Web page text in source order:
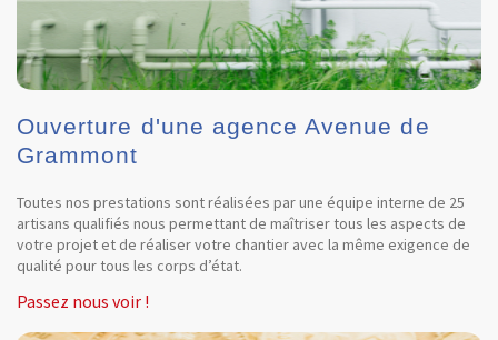
Ouverture d'une agence Avenue de
Grammont
Toutes nos prestations sont réalisées par une équipe interne de 25
artisans qualifiés nous permettant de maîtriser tous les aspects de
votre projet et de réaliser votre chantier avec la même exigence de
qualité pour tous les corps d’état.
Passez nous voir !